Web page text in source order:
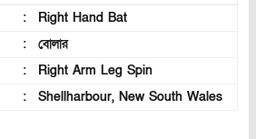
:
Right Hand Bat
:
বোলার
:
Right Arm Leg Spin
: Shellharbour, New South Wales